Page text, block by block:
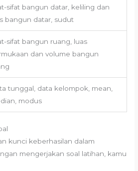
sifat bangun datar, keliling dan
bangun datar, sudut
sifat bangun ruang, luas
dan volume bangun
tunggal, data kelompok, mean,
modus
kunci keberhasilan dalam
mengerjakan soal latihan, kamu